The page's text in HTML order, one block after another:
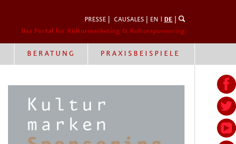
PRESSE CAUSALES EN DE
Das Portal für Kulturmarketing & Kultursponsoring
BERATUNG PRAXISBEISPIELE